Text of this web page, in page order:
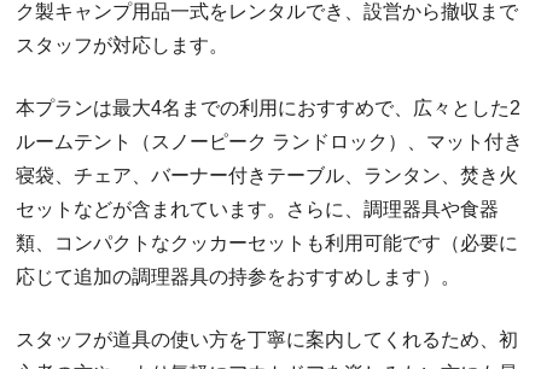
ク製キャンプ用品一式をレンタルでき、設営から撤収まで
スタッフが対応します。
本プランは最大4名までの利用におすすめで、広々とした2
ルームテント（スノーピーク ランドロック）、マット付き
寝袋、チェア、バーナー付きテーブル、ランタン、焚き火
セットなどが含まれています。さらに、調理器具や食器
類、コンパクトなクッカーセットも利用可能です（必要に
応じて追加の調理器具の持参をおすすめします）。
スタッフが道具の使い方を丁寧に案内してくれるため、初